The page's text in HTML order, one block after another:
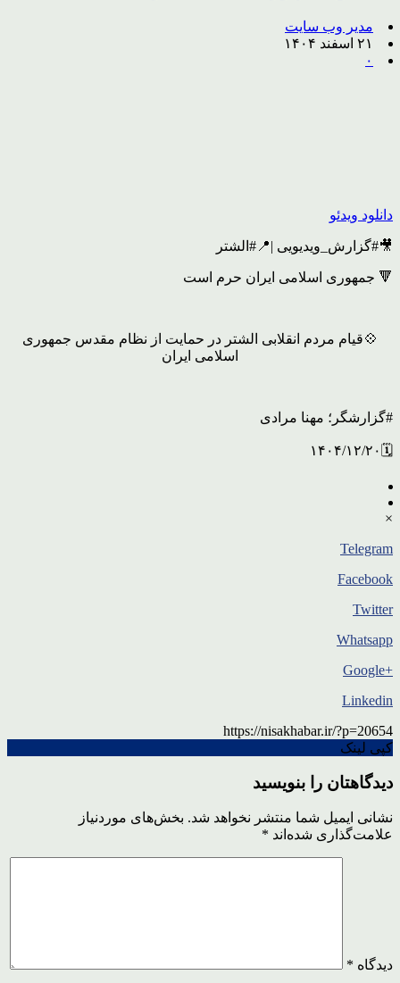
مدیر وب سایت
۲۱ اسفند ۱۴۰۴
۰
دانلود ویدئو
🎥#گزارش_ویدیویی |📍#الشتر
🔻 جمهوری اسلامی ایران حرم است
💠قیام مردم انقلابی الشتر در حمایت از نظام مقدس جمهوری
اسلامی ایران
#گزارشگر؛ مهنا مرادی
🗓۱۴۰۴/۱۲/۲۰
×
Telegram
Facebook
Twitter
Whatsapp
+Google
Linkedin
https://nisakhabar.ir/?p=20654
کپی لینک
دیدگاهتان را بنویسید
نشانی ایمیل شما منتشر نخواهد شد. بخش‌های موردنیاز
علامت‌گذاری شده‌اند *
دیدگاه *